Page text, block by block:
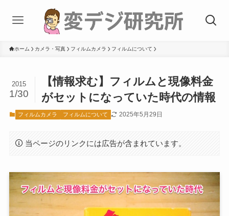
ホーム カメラ・写真 フィルムカメラ フィルムについて
【情報求む】フィルムと現像料金
がセットになっていた時代の情報
2015
1/30
フィルムカメラ フィルムについて 2025年5月29日
当ページのリンクには広告が含まれています。